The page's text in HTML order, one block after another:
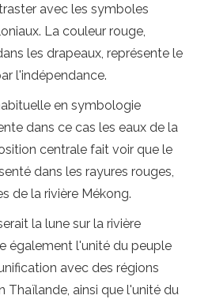
avec les symboles
La couleur rouge,
les drapeaux, représente le
l'indépendance.
en symbologie
dans ce cas les eaux de la
centrale fait voir que le
dans les rayures rouges,
de la rivière Mékong.
la lune sur la rivière
également l'unité du peuple
avec des régions
Thaïlande, ainsi que l'unité du